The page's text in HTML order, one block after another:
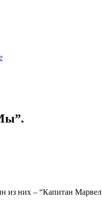
них – “Капитан